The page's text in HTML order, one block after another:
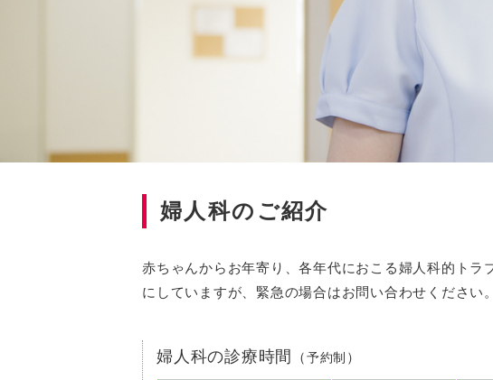
婦人科のご紹介
赤ちゃんからお年寄り、各年代におこる婦人科的ト
にしていますが、緊急の場合はお問い合わせください
婦人科の診療時間 （予約制 ）